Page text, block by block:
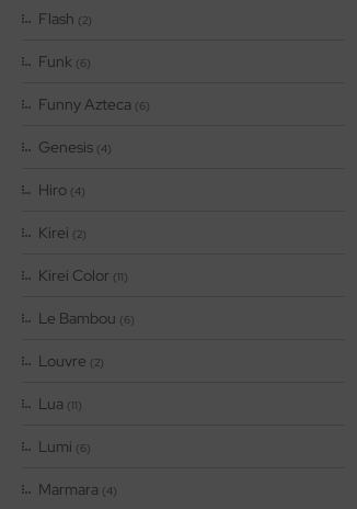
Flash (2)
Funk (6)
Funny Azteca (6)
Genesis (4)
Hiro (4)
Kirei (2)
Kirei Color (11)
Le Bambou (6)
Louvre (2)
Lua (11)
Lumi (6)
Marmara (4)